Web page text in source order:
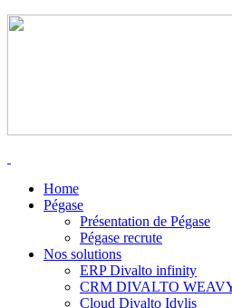
Home
Pégase
Présentation de Pégase
Pégase recrute
Nos solutions
ERP Divalto infinity
CRM DIVALTO
Cloud Divalto Idylis